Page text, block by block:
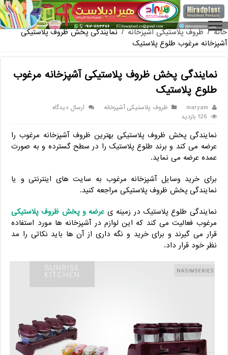
فروش گلدان پلاستیکی گلخا
خانه / ظروف پلاستیکی آشپزخانه / نمایندگی پخش ظروف پلاستیکی
آشپزخانه مرغوب طلوع پلاستیک
نمایندگی پخش ظروف پلاستیکی آشپزخانه مرغوب
طلوع پلاستیک
maryam ظروف پلاستیکی آشپزخانه
ارسال دیدگاه
126 بازدید
نمایندگی پخش ظروف پلاستیکی بهترین ظروف آشپزخانه مرغوب را
عرضه می کند و برند طلوع پلاستیک را در سطح گسترده و به صورت
عمده عرضه می نماید.
برای خرید وسایل آشپزخانه مرغوب به سایت های اینترنتی و یا
نمایندگی پخش ظروف پلاستیکی مراجعه کنید.
نمایندگی طلوع پلاستیک در زمینه ی عرضه و پخش ظروف پلاستیکی
مرغوب فعالیت می کند که این لوازم در آشپزخانه ها مورد استفاده
قرار می گیرند و برای خرید و نگه داری از آن ها باید نکاتی را مد
نظر خود قرار داد.